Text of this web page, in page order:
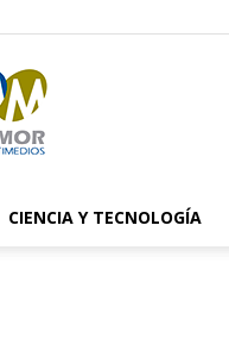
CIENCIA Y TECNOLOGÍA